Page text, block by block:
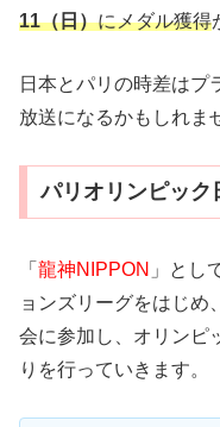
11（日）にメダル獲得
日本とパリの時差はプ
放送になるかもしれま
パリオリンピック
「 龍神NIPPON 」とし
ョンズリーグをはじめ
会に参加し、オリンピ
りを行っていきます。